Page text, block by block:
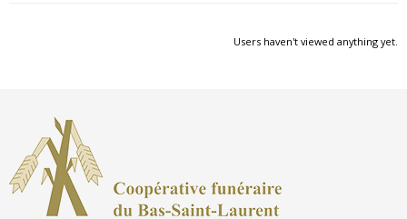
Users haven't viewed anything yet.